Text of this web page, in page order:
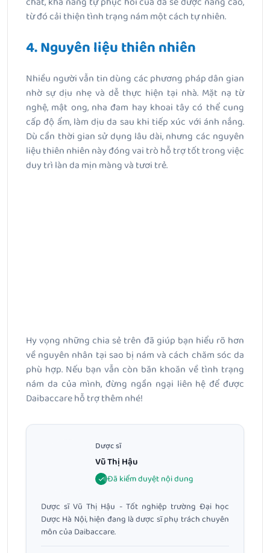
từ đó cải thiện tình trạng nám một cách tự nhiên.
4. Nguyên liệu thiên nhiên
Nhiều người vẫn tin dùng các phương pháp dân gian
nhờ sự dịu nhẹ và dễ thực hiện tại nhà. Mặt nạ từ
nghệ, mật ong, nha đam hay khoai tây có thể cung
cấp độ ẩm, làm dịu da sau khi tiếp xúc với ánh nắng.
Dù cần thời gian sử dụng lâu dài, nhưng các nguyên
liệu thiên nhiên này đóng vai trò hỗ trợ tốt trong việc
duy trì làn da mịn màng và tươi trẻ.
Hy vọng những chia sẻ trên đã giúp bạn hiểu rõ hơn
về nguyên nhân tại sao bị nám và cách chăm sóc da
phù hợp. Nếu bạn vẫn còn băn khoăn về tình trạng
nám da của mình, đừng ngần ngại liên hệ để được
Daibaccare hỗ trợ thêm nhé!
Dược sĩ
Vũ Thị Hậu
Đã kiểm duyệt nội dung
Dược sĩ Vũ Thị Hậu - Tốt nghiệp trường Đại học
Dược Hà Nội, hiện đang là dược sĩ phụ trách chuyên
môn của Daibaccare.